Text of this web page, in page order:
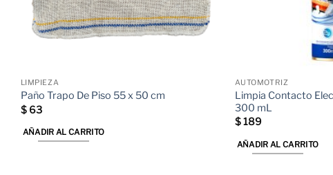
LIMPIEZA
Paño Trapo De Piso 55 x 50 cm
$63
AÑADIR AL CARRITO
AUTOMOTRIZ
Limpia Contacto
300 mL
$189
AÑADIR AL CARRITO